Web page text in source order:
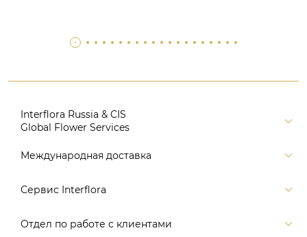
Interflora Russia & CIS
Global Flower Services
Версия для печати
Поиск
Международная доставка
Россия
Европа
Сервис Interflora
Заказ и оплата
Отдел по работе с клиентами